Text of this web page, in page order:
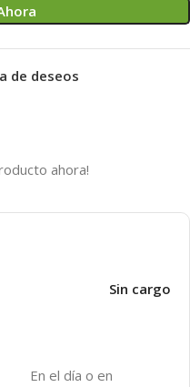
de deseos
ahora!
Sin cargo
En el día o en